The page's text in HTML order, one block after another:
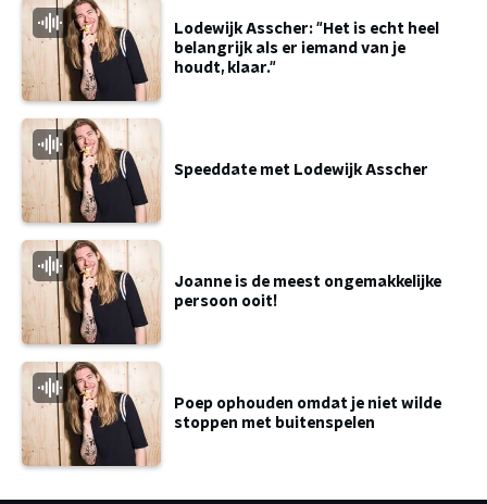
Lodewijk Asscher: "Het is echt heel
belangrijk als er iemand van je
houdt, klaar."
Speeddate met Lodewijk Asscher
Joanne is de meest ongemakkelijke
persoon ooit!
Poep ophouden omdat je niet wilde
stoppen met buitenspelen